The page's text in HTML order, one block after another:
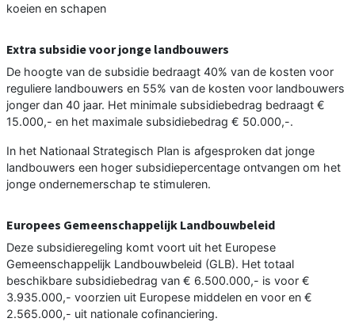
koeien en schapen
Extra subsidie voor jonge landbouwers
De hoogte van de subsidie bedraagt 40% van de kosten voor
reguliere landbouwers en 55% van de kosten voor landbouwers
jonger dan 40 jaar. Het minimale subsidiebedrag bedraagt €
15.000,- en het maximale subsidiebedrag € 50.000,-.
In het Nationaal Strategisch Plan is afgesproken dat jonge
landbouwers een hoger subsidiepercentage ontvangen om het
jonge ondernemerschap te stimuleren.
Europees Gemeenschappelijk Landbouwbeleid
Deze subsidieregeling komt voort uit het Europese
Gemeenschappelijk Landbouwbeleid (GLB). Het totaal
beschikbare subsidiebedrag van € 6.500.000,- is voor €
3.935.000,- voorzien uit Europese middelen en voor en €
2.565.000,- uit nationale cofinanciering.